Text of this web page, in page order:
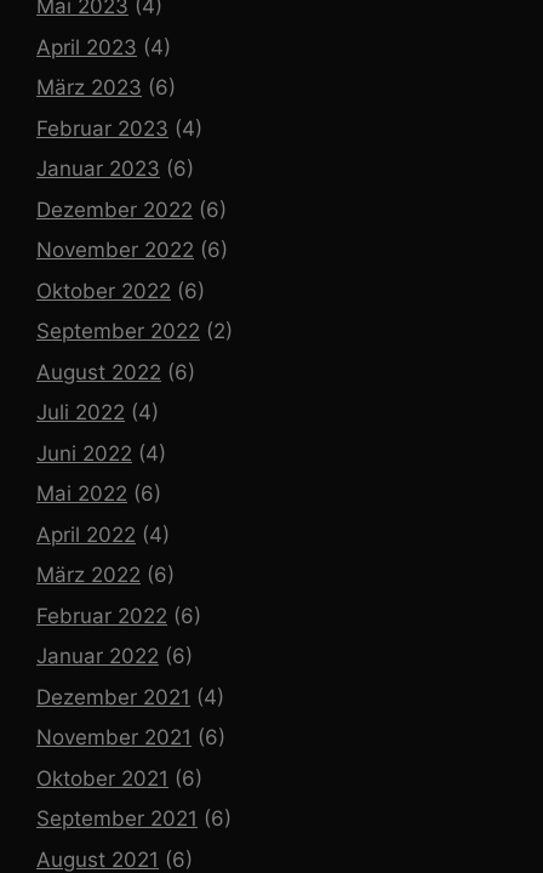
Mai 2023 (4)
April 2023 (4)
März 2023 (6)
Februar 2023 (4)
Januar 2023 (6)
Dezember 2022 (6)
November 2022 (6)
Oktober 2022 (6)
September 2022 (2)
August 2022 (6)
Juli 2022 (4)
Juni 2022 (4)
Mai 2022 (6)
April 2022 (4)
März 2022 (6)
Februar 2022 (6)
Januar 2022 (6)
Dezember 2021 (4)
November 2021 (6)
Oktober 2021 (6)
September 2021 (6)
August 2021 (6)